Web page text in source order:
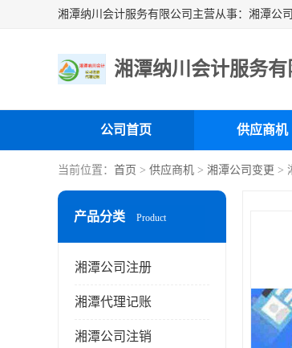
湘潭纳川会计服务有
公司首页 供应商机
当前位置： 首页 > 供应商机 > 湘潭公司变更 >
产品分类 Product
湘潭公司注册
湘潭代理记账
湘潭公司注销